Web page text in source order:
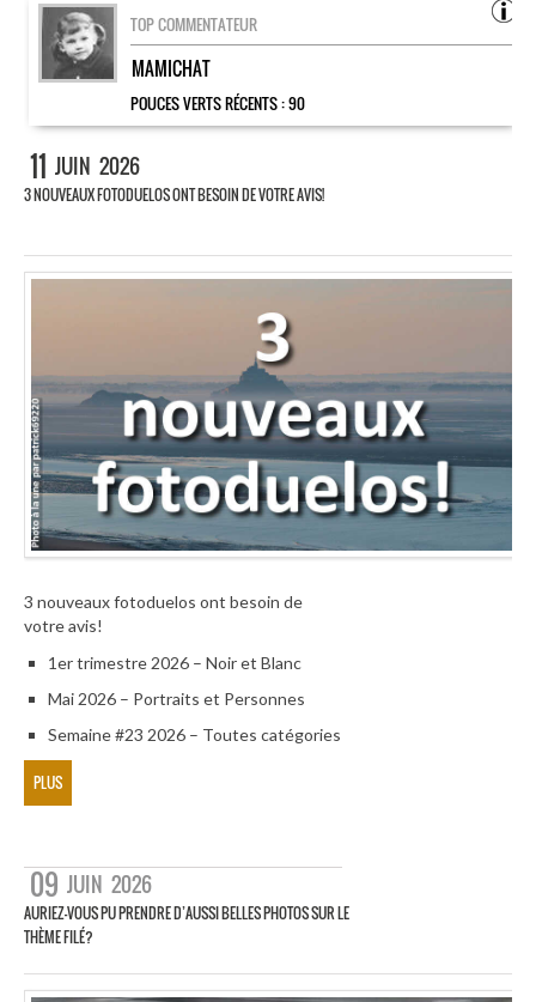
TOP COMMENTATEUR
MAMICHAT
POUCES VERTS RÉCENTS :90
11 JUIN 2026
3 NOUVEAUX FOTODUELOS ONT BESOIN DE VOTRE AVIS!
3 nouveaux fotoduelos ont besoin de
votre avis!
1er trimestre 2026 – Noir et Blanc
Mai 2026 – Portraits et Personnes
Semaine #23 2026 – Toutes catégories
PLUS
09 JUIN 2026
AURIEZ-VOUS PU PRENDRE D’AUSSI BELLES PHOTOS SUR LE
THÈME FILÉ?